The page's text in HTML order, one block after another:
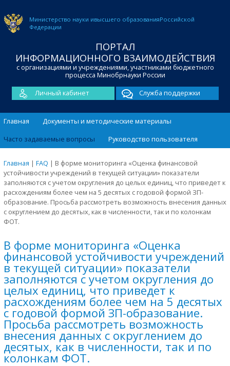
Министерство науки ивысшего образованияРоссийской
Федерации
ПОРТАЛ
ИНФОРМАЦИОННОГО ВЗАИМОДЕЙСТВИЯ
с организациями и учреждениями, участниками бюджетного
процесса Минобрнауки России
Личный кабинет
Служба поддержки
Главная
Документы и методические материалы
Часто задаваемые вопросы
Руководство пользователя
Главная | FAQ | В форме мониторинга «Оценка финансовой
устойчивости учреждений в текущей ситуации» показатели
заполняются с учетом округления до целых единиц, что приведет к
расхождениям более чем на 5 десятых с годовой формой ЗП-
образование. Просьба рассмотреть возможность внесения данных
с округлением до десятых, как в численности, так и по колонкам
ФОТ.
В форме мониторинга «Оценка
финансовой устойчивости учреждений
в текущей ситуации» показатели
заполняются с учетом округления до
целых единиц, что приведет к
расхождениям более чем на 5 десятых
с годовой формой ЗП-образование.
Просьба рассмотреть возможность
внесения данных с округлением до
десятых, как в численности, так и по
колонкам ФОТ.